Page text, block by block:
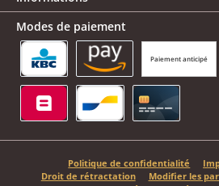
Modes de paiement
Paiement anticipé
KBC/CBC Payment Button
Amazon Pay
Politique de confidentialité
Droit de rétractation
Modifier les